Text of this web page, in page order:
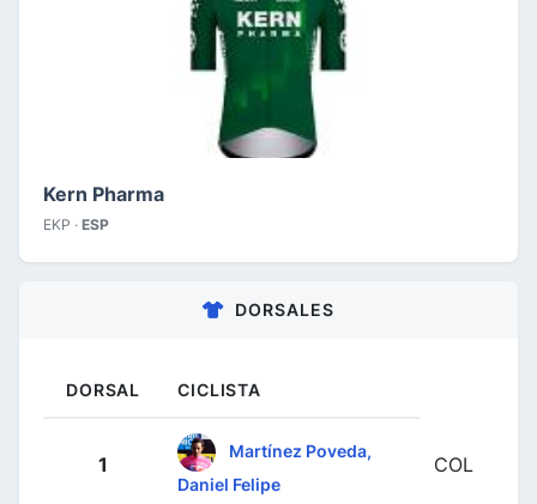
Kern Pharma
EKP · ESP
DORSALES
DORSAL CICLISTA
1
Martínez Poveda,
Daniel Felipe
COL